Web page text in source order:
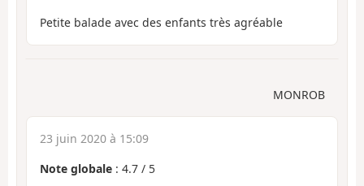
Petite balade avec des enfants très agréable
MONROB
23 juin 2020 à 15:09
Note globale : 4.7 / 5